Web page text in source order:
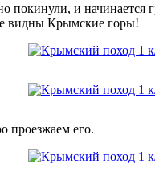
покинули, и
видны Крымские горы!
проезжаем его.